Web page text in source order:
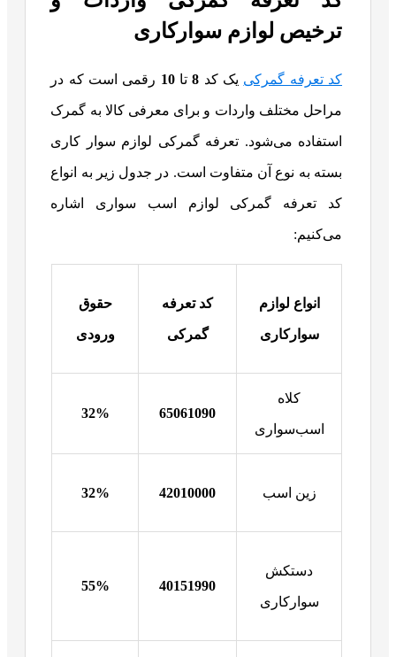
ترخیص لوازم سوارکاری
کد تعرفه گمرکی یک کد 8تا10 رقمی است که در
مراحل مختلف واردات و برای معرفی کالا به گمرک
استفاده می‌شود. تعرفه گمرکی لوازم سوار کاری
بسته به نوع آن متفاوت است. در جدول زیر به انواع
کد تعرفه گمرکی لوازم اسب سواری اشاره
می‌کنیم:
انواع لوازم
سوارکاری
کد تعرفه
گمرکی
حقوق
ورودی
کلاه
اسب‌سواری
65061090
32%
زین اسب 42010000
32%
دستکش
سوارکاری
40151990
55%